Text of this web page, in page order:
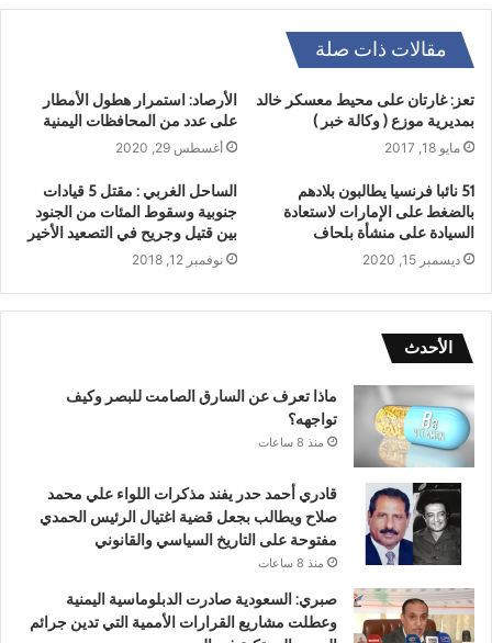
مقالات ذات صلة
تعز: غارتان على محيط معسكر خالد
بمديرية موزع ( وكالة خبر )
مايو 18, 2017
الأرصاد: استمرار هطول الأمطار
على عدد من المحافظات اليمنية
أغسطس 29, 2020
51 نائبا فرنسيا يطالبون بلادهم
بالضغط على الإمارات لاستعادة
السيادة على منشأة بلحاف
ديسمبر 15, 2020
الساحل الغربي : مقتل 5 قيادات
جنوبية وسقوط المئات من الجنود
بين قتيل وجريح في التصعيد الأخير
نوفمبر 12, 2018
الأحدث
ماذا تعرف عن السارق الصامت للبصر وكيف
تواجهه؟
منذ 8 ساعات
قادري أحمد حدر يفند مذكرات اللواء علي محمد
صلاح ويطالب بجعل قضية اغتيال الرئيس الحمدي
مفتوحة على التاريخ السياسي والقانوني
منذ 8 ساعات
صبري: السعودية صادرت الدبلوماسية اليمنية
وعطلت مشاريع القرارات الأممية التي تدين جرائم